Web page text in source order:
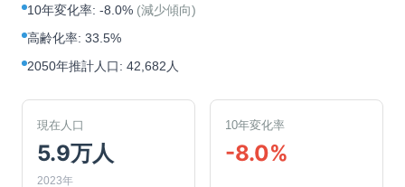
10年変化率: -8.0% (減少傾向)
高齢化率: 33.5%
2050年推計人口: 42,682人
現在人口
5.9万人
2023年
10年変化率
-8.0%